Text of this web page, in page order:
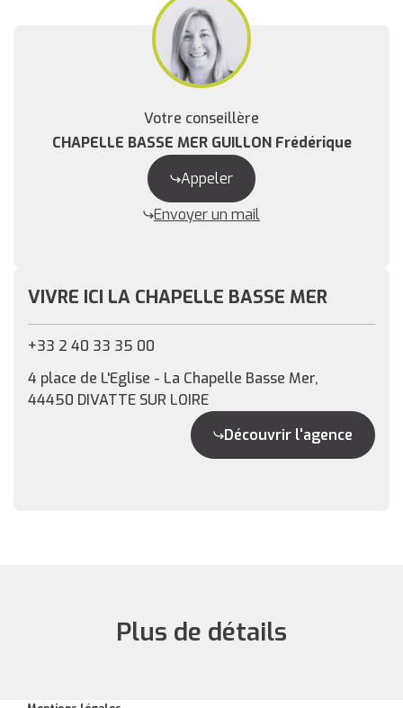
Votre conseillère
CHAPELLE BASSE MER GUILLON Frédérique
Appeler
Envoyer un mail
VIVRE ICI LA CHAPELLE BASSE MER
+33 2 40 33 35 00
4 place de L'Eglise - La Chapelle Basse Mer,
44450 DIVATTE SUR LOIRE
Découvrir l'agence
Plus de détails